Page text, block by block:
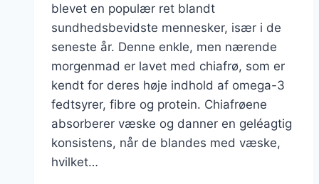
blevet en populær ret blandt
sundhedsbevidste mennesker, især i de
seneste år. Denne enkle, men nærende
morgenmad er lavet med chiafrø, som er
kendt for deres høje indhold af omega-3
fedtsyrer, fibre og protein. Chiafrøene
absorberer væske og danner en geléagtig
konsistens, når de blandes med væske,
hvilket…